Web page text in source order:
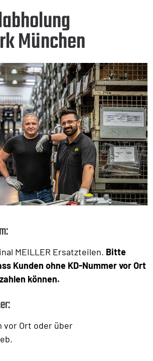
München
MEILLER Ersatzteilen. Bitte
Kunden ohne KD-Nummer vor Ort
können.
vor Ort oder über